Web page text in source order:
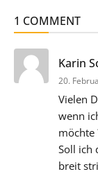
1 COMMENT
Karin
20.
Vielen
wenn
möchte
Soll ich
breit